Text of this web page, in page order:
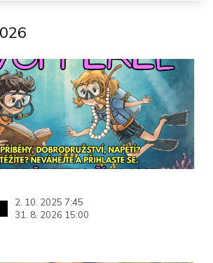
2. 10. 2025 7:45
31. 8. 2026 15:00